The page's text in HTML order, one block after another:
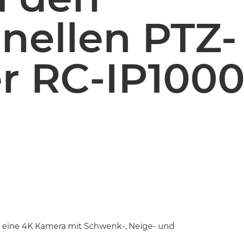
PTZ-
RC-IP1000
eine 4K Kamera mit Schwenk-, Neige- und